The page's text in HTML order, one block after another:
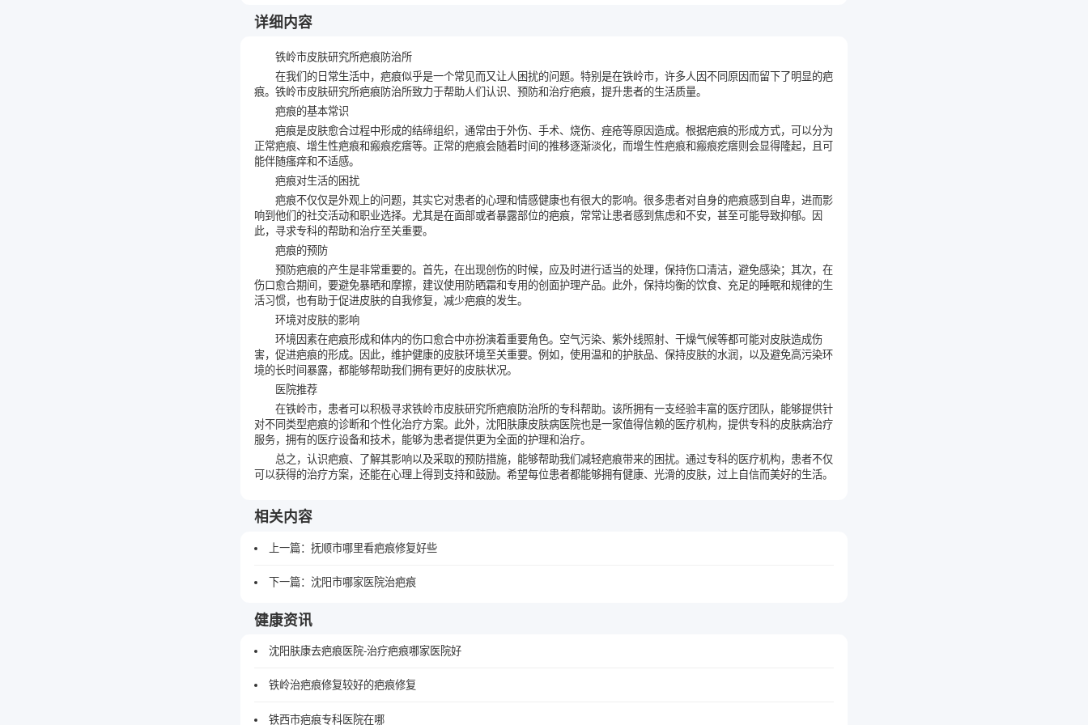
详细内容
铁岭市皮肤研究所疤痕防治所
在我们的日常生活中，疤痕似乎是一个常见而又让人困扰的问题。特别是在铁岭市，许多人因不同原因而留下了明显的疤
痕。铁岭市皮肤研究所疤痕防治所致力于帮助人们认识、预防和治疗疤痕，提升患者的生活质量。
疤痕的基本常识
疤痕是皮肤愈合过程中形成的结缔组织，通常由于外伤、手术、烧伤、痤疮等原因造成。根据疤痕的形成方式，可以分为
正常疤痕、增生性疤痕和瘢痕疙瘩等。正常的疤痕会随着时间的推移逐渐淡化，而增生性疤痕和瘢痕疙瘩则会显得隆起，且可
能伴随瘙痒和不适感。
疤痕对生活的困扰
疤痕不仅仅是外观上的问题，其实它对患者的心理和情感健康也有很大的影响。很多患者对自身的疤痕感到自卑，进而影
响到他们的社交活动和职业选择。尤其是在面部或者暴露部位的疤痕，常常让患者感到焦虑和不安，甚至可能导致抑郁。因
此，寻求专科的帮助和治疗至关重要。
疤痕的预防
预防疤痕的产生是非常重要的。首先，在出现创伤的时候，应及时进行适当的处理，保持伤口清洁，避免感染；其次，在
伤口愈合期间，要避免暴晒和摩擦，建议使用防晒霜和专用的创面护理产品。此外，保持均衡的饮食、充足的睡眠和规律的生
活习惯，也有助于促进皮肤的自我修复，减少疤痕的发生。
环境对皮肤的影响
环境因素在疤痕形成和体内的伤口愈合中亦扮演着重要角色。空气污染、紫外线照射、干燥气候等都可能对皮肤造成伤
害，促进疤痕的形成。因此，维护健康的皮肤环境至关重要。例如，使用温和的护肤品、保持皮肤的水润，以及避免高污染环
境的长时间暴露，都能够帮助我们拥有更好的皮肤状况。
医院推荐
在铁岭市，患者可以积极寻求铁岭市皮肤研究所疤痕防治所的专科帮助。该所拥有一支经验丰富的医疗团队，能够提供针
对不同类型疤痕的诊断和个性化治疗方案。此外，沈阳肤康皮肤病医院也是一家值得信赖的医疗机构，提供专科的皮肤病治疗
服务，拥有的医疗设备和技术，能够为患者提供更为全面的护理和治疗。
总之，认识疤痕、了解其影响以及采取的预防措施，能够帮助我们减轻疤痕带来的困扰。通过专科的医疗机构，患者不仅
可以获得的治疗方案，还能在心理上得到支持和鼓励。希望每位患者都能够拥有健康、光滑的皮肤，过上自信而美好的生活。
相关内容
上一篇： 抚顺市哪里看疤痕修复好些
下一篇： 沈阳市哪家医院治疤痕
健康资讯
沈阳肤康去疤痕医院-治疗疤痕哪家医院好
铁岭治疤痕修复较好的疤痕修复
铁西市疤痕专科医院在哪